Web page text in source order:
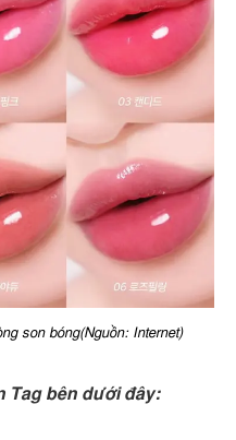
son bóng(Nguồn: Internet)
Tag bên dưới đây: